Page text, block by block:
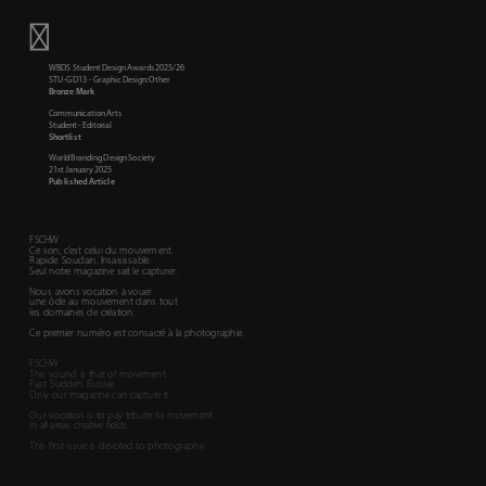
WBDS Student Design Awards 2025/26
STU-GD13 - Graphic Design: Other
Bronze Mark
Communication Arts
Student - Editorial
Shortlist
World Branding Design Society
Published Article
FSCHW
Ce son, c'est celui du mouvement.
Rapide. Soudain. Insaisissable.
Seul notre magazine sait le capturer.
Nous avons vocation à vouer
une ôde au mouvement dans tout
les domaines de création.
Ce premier numéro est consacré à la photographie.
FSCHW
This sound is that of movement.
Fast. Sudden. Elusive.
Only our magazine can capture it.
Our vocation is to pay tribute to movement
in all areas creative fields.
This first issue is devoted to photography.